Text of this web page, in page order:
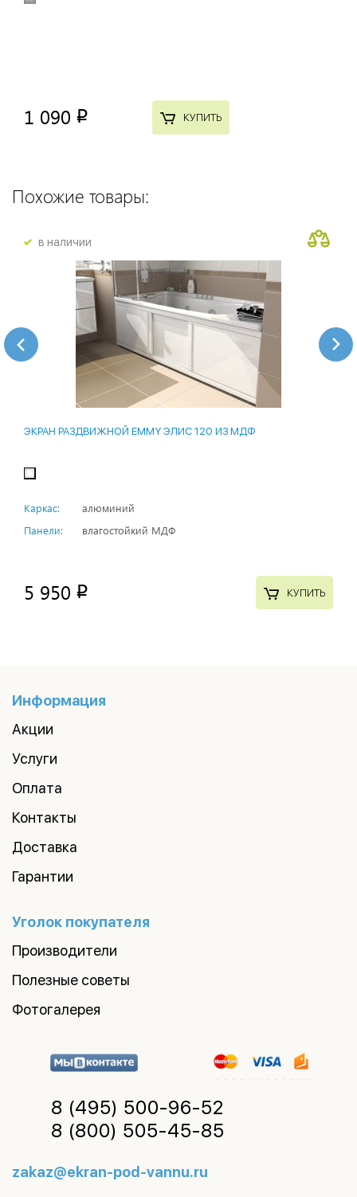
1 090 p КУПИТЬ
Похожие товары:
в наличии
ЭКРАН РАЗДВИЖНОЙ EMMY ЭЛИС 120 ИЗ МДФ
Каркас:
алюминий
Панели:
влагостойкий МДФ
5 950 p КУПИТЬ
Информация
Акции
Услуги
Оплата
Контакты
Доставка
Гарантии
Уголок покупателя
Производители
Полезные советы
Фотогалерея
8 (495) 500-96-52
8 (800) 505-45-85
zakaz@ekran-pod-vannu.ru